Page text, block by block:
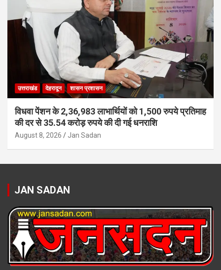
उत्तराखंड देहरादून शासन प्रशासन
विधवा पेंशन के 2,36,983 लाभार्थियों को 1,500 रुपये प्रतिमाह
की दर से 35.54 करोड़ रुपये की दी गई धनराशि
August 8, 2026 Jan Sadan
JAN SADAN